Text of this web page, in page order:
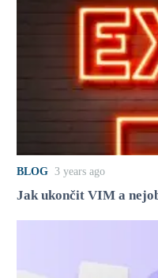
BLOG 3 years ago
Jak ukončit VIM a